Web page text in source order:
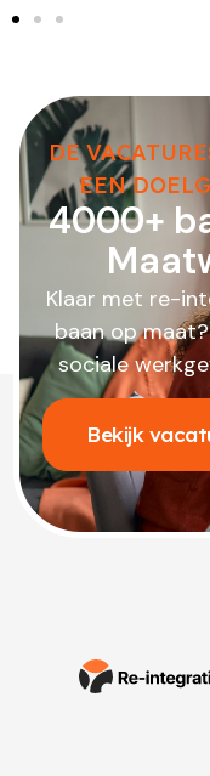
DE
EEN
4000+
Klaar met re-
baan op
sociale
Bekijk